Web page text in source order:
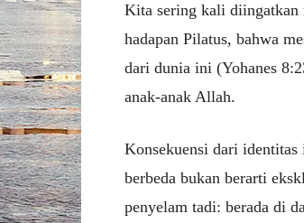
Kita sering kali diingatkan
hadapan Pilatus, bahwa
dari dunia ini (Yohanes
anak-anak Allah.
Konsekuensi dari
berbeda bukan berarti
penyelam tadi: berada di